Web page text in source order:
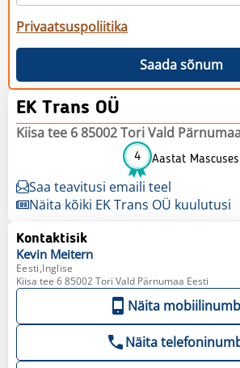
Privaatsuspoliitika
Saada sõnum
EK Trans OÜ
Kiisa tee 6 85002 Tori Vald
4 Aastat Mascuses
Saa teavitusi emaili teel
Näita kõiki EK Trans OÜ kuulutusi
Kontaktisik
Kevin Meitern
Eesti,Inglise
Kiisa tee 6 85002 Tori Vald Pärnumaa Eesti
Näita
Näita